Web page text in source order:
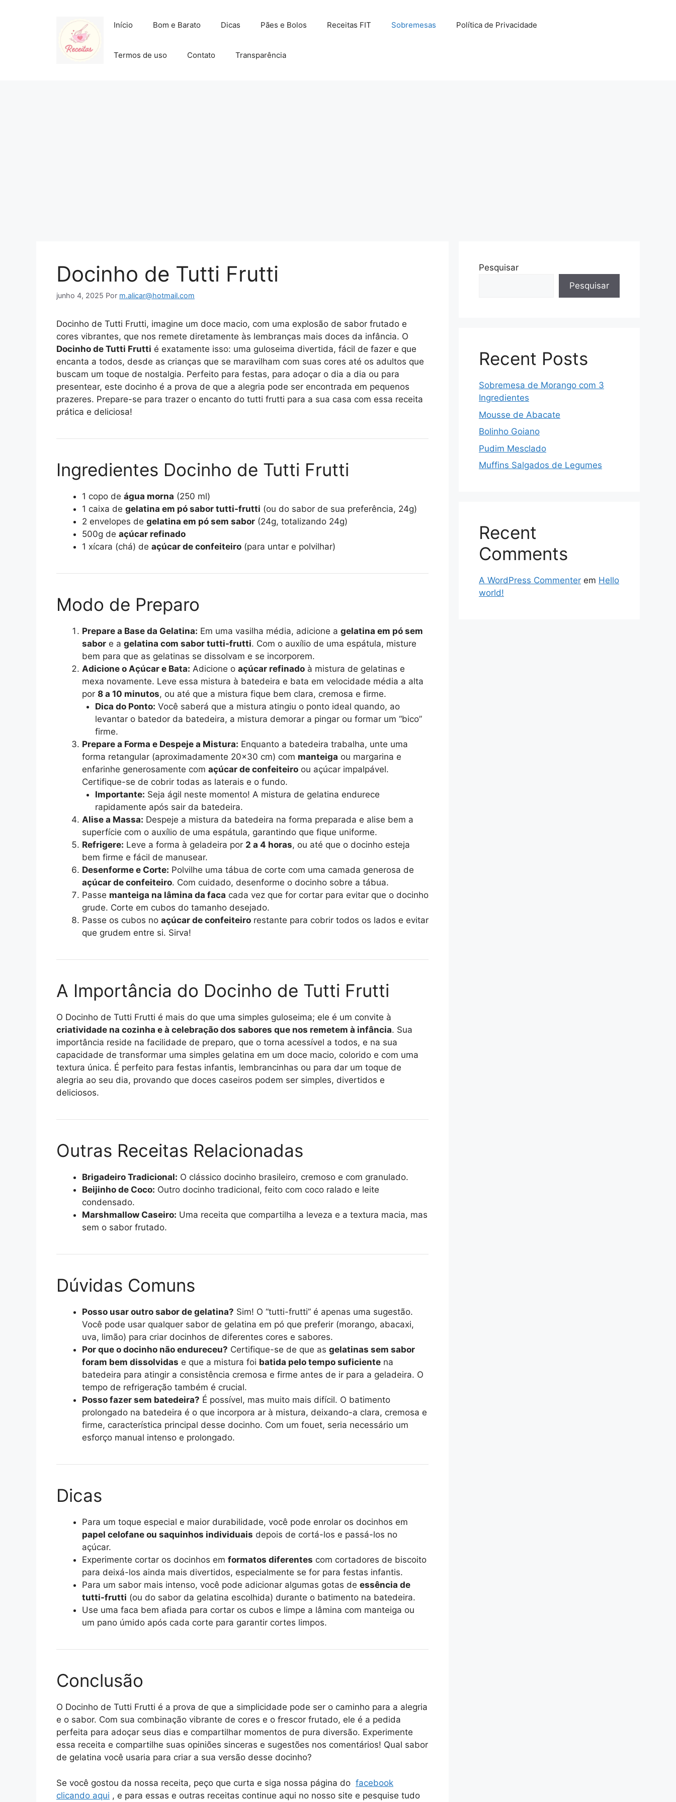
Início Bom e Barato Dicas Pães e Bolos Receitas FIT Sobremesas Política de Privacidade
Termos de uso Contato Transparência
Docinho de Tutti Frutti
junho 4, 2025 Por m.alicar@hotmail.com
Docinho de Tutti Frutti, imagine um doce macio, com uma explosão de sabor frutado e
cores vibrantes, que nos remete diretamente às lembranças mais doces da infância. O
Docinho de Tutti Frutti é exatamente isso: uma guloseima divertida, fácil de fazer e que
encanta a todos, desde as crianças que se maravilham com suas cores até os adultos que
buscam um toque de nostalgia. Perfeito para festas, para adoçar o dia a dia ou para
presentear, este docinho é a prova de que a alegria pode ser encontrada em pequenos
prazeres. Prepare-se para trazer o encanto do tutti frutti para a sua casa com essa receita
prática e deliciosa!
Ingredientes Docinho de Tutti Frutti
1 copo de água morna (250 ml)
1 caixa de gelatina em pó sabor tutti-frutti (ou do sabor de sua preferência, 24g)
2 envelopes de gelatina em pó sem sabor (24g, totalizando 24g)
500g de açúcar refinado
1 xícara (chá) de açúcar de confeiteiro (para untar e polvilhar)
Modo de Preparo
Prepare a Base da Gelatina: Em uma vasilha média, adicione a gelatina em pó sem
sabor e a gelatina com sabor tutti-frutti. Com o auxílio de uma espátula, misture
bem para que as gelatinas se dissolvam e se incorporem.
Adicione o Açúcar e Bata: Adicione o açúcar refinado à mistura de gelatinas e
mexa novamente. Leve essa mistura à batedeira e bata em velocidade média a alta
por 8 a 10 minutos, ou até que a mistura fique bem clara, cremosa e firme.
Dica do Ponto: Você saberá que a mistura atingiu o ponto ideal quando, ao
levantar o batedor da batedeira, a mistura demorar a pingar ou formar um “bico”
firme.
Prepare a Forma e Despeje a Mistura: Enquanto a batedeira trabalha, unte uma
forma retangular (aproximadamente 20×30 cm) com manteiga ou margarina e
enfarinhe generosamente com açúcar de confeiteiro ou açúcar impalpável.
Certifique-se de cobrir todas as laterais e o fundo.
Importante: Seja ágil neste momento! A mistura de gelatina endurece
rapidamente após sair da batedeira.
Alise a Massa: Despeje a mistura da batedeira na forma preparada e alise bem a
superfície com o auxílio de uma espátula, garantindo que fique uniforme.
Refrigere: Leve a forma à geladeira por 2 a 4 horas, ou até que o docinho esteja
bem firme e fácil de manusear.
Desenforme e Corte: Polvilhe uma tábua de corte com uma camada generosa de
açúcar de confeiteiro. Com cuidado, desenforme o docinho sobre a tábua.
Passe manteiga na lâmina da faca cada vez que for cortar para evitar que o docinho
grude. Corte em cubos do tamanho desejado.
Passe os cubos no açúcar de confeiteiro restante para cobrir todos os lados e evitar
que grudem entre si. Sirva!
A Importância do Docinho de Tutti Frutti
O Docinho de Tutti Frutti é mais do que uma simples guloseima; ele é um convite à
criatividade na cozinha e à celebração dos sabores que nos remetem à infância. Sua
importância reside na facilidade de preparo, que o torna acessível a todos, e na sua
capacidade de transformar uma simples gelatina em um doce macio, colorido e com uma
textura única. É perfeito para festas infantis, lembrancinhas ou para dar um toque de
alegria ao seu dia, provando que doces caseiros podem ser simples, divertidos e
deliciosos.
Outras Receitas Relacionadas
Brigadeiro Tradicional: O clássico docinho brasileiro, cremoso e com granulado.
Beijinho de Coco: Outro docinho tradicional, feito com coco ralado e leite
condensado.
Marshmallow Caseiro: Uma receita que compartilha a leveza e a textura macia, mas
sem o sabor frutado.
Dúvidas Comuns
Posso usar outro sabor de gelatina? Sim! O “tutti-frutti” é apenas uma sugestão.
Você pode usar qualquer sabor de gelatina em pó que preferir (morango, abacaxi,
uva, limão) para criar docinhos de diferentes cores e sabores.
Por que o docinho não endureceu? Certifique-se de que as gelatinas sem sabor
foram bem dissolvidas e que a mistura foi batida pelo tempo suficiente na
batedeira para atingir a consistência cremosa e firme antes de ir para a geladeira. O
tempo de refrigeração também é crucial.
Posso fazer sem batedeira? É possível, mas muito mais difícil. O batimento
prolongado na batedeira é o que incorpora ar à mistura, deixando-a clara, cremosa e
firme, característica principal desse docinho. Com um fouet, seria necessário um
esforço manual intenso e prolongado.
Dicas
Para um toque especial e maior durabilidade, você pode enrolar os docinhos em
papel celofane ou saquinhos individuais depois de cortá-los e passá-los no
açúcar.
Experimente cortar os docinhos em formatos diferentes com cortadores de biscoito
para deixá-los ainda mais divertidos, especialmente se for para festas infantis.
Para um sabor mais intenso, você pode adicionar algumas gotas de essência de
tutti-frutti (ou do sabor da gelatina escolhida) durante o batimento na batedeira.
Use uma faca bem afiada para cortar os cubos e limpe a lâmina com manteiga ou
um pano úmido após cada corte para garantir cortes limpos.
Conclusão
O Docinho de Tutti Frutti é a prova de que a simplicidade pode ser o caminho para a alegria
e o sabor. Com sua combinação vibrante de cores e o frescor frutado, ele é a pedida
perfeita para adoçar seus dias e compartilhar momentos de pura diversão. Experimente
essa receita e compartilhe suas opiniões sinceras e sugestões nos comentários! Qual sabor
de gelatina você usaria para criar a sua versão desse docinho?
Se você gostou da nossa receita, peço que curta e siga nossa página do facebook
clicando aqui , e para essas e outras receitas continue aqui no nosso site e pesquise tudo
Pesquisar
Pesquisar
Recent Posts
Sobremesa de Morango com 3
Ingredientes
Mousse de Abacate
Bolinho Goiano
Pudim Mesclado
Muffins Salgados de Legumes
Recent
Comments
A WordPress Commenter em Hello
world!